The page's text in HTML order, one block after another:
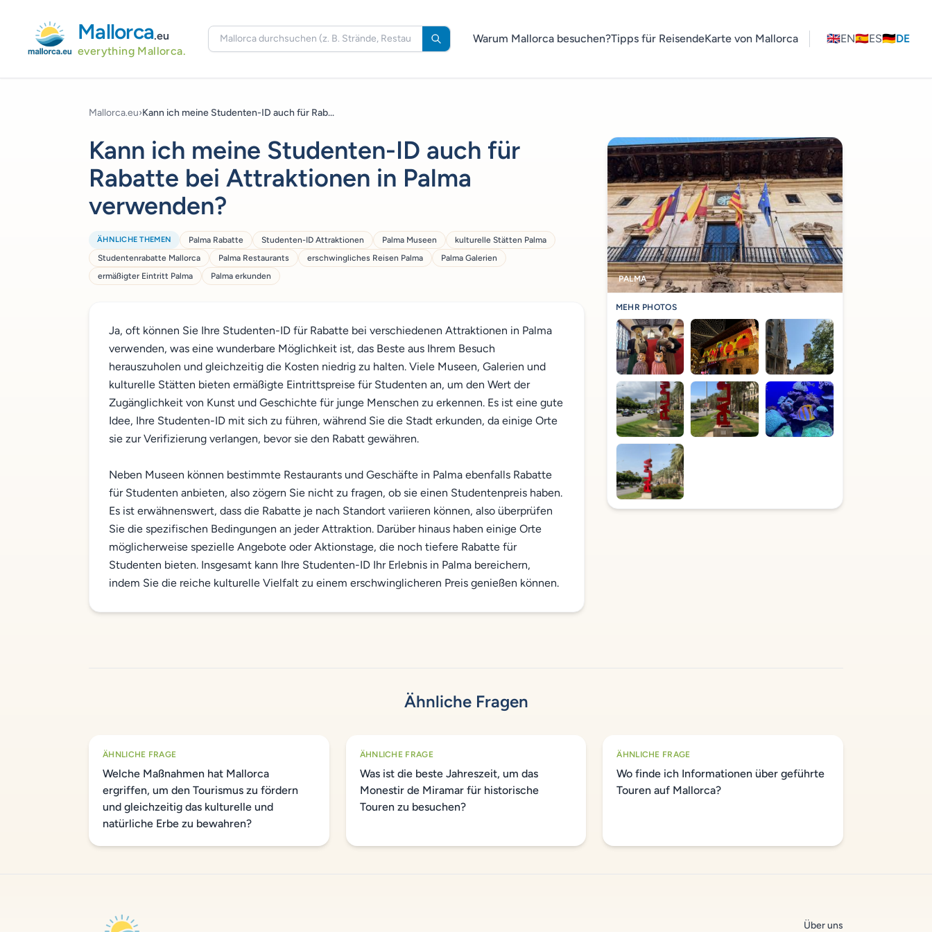
Mallorca.eu
everything Mallorca.
Warum Mallorca besuchen?Tipps für ReisendeKarte von Mallorca 🇬🇧EN🇪🇸ES🇩🇪DE
Mallorca.eu›Kann ich meine Studenten-ID auch für Rab...
Kann ich meine Studenten-ID auch für
Rabatte bei Attraktionen in Palma
verwenden?
ÄHNLICHE THEMEN Palma Rabatte Studenten-ID Attraktionen Palma Museen
kulturelle Stätten Palma
Studentenrabatte Mallorca
Palma Restaurants erschwingliches Reisen Palma
Palma Galerien
ermäßigter Eintritt Palma
Palma erkunden
Ja, oft können Sie Ihre Studenten-ID für Rabatte bei verschiedenen Attraktionen in Palma
verwenden, was eine wunderbare Möglichkeit ist, das Beste aus Ihrem Besuch
herauszuholen und gleichzeitig die Kosten niedrig zu halten. Viele Museen, Galerien und
kulturelle Stätten bieten ermäßigte Eintrittspreise für Studenten an, um den Wert der
Zugänglichkeit von Kunst und Geschichte für junge Menschen zu erkennen. Es ist eine gute
Idee, Ihre Studenten-ID mit sich zu führen, während Sie die Stadt erkunden, da einige Orte
sie zur Verifizierung verlangen, bevor sie den Rabatt gewähren.
Neben Museen können bestimmte Restaurants und Geschäfte in Palma ebenfalls Rabatte
für Studenten anbieten, also zögern Sie nicht zu fragen, ob sie einen Studentenpreis haben.
Es ist erwähnenswert, dass die Rabatte je nach Standort variieren können, also überprüfen
Sie die spezifischen Bedingungen an jeder Attraktion. Darüber hinaus haben einige Orte
möglicherweise spezielle Angebote oder Aktionstage, die noch tiefere Rabatte für
Studenten bieten. Insgesamt kann Ihre Studenten-ID Ihr Erlebnis in Palma bereichern,
indem Sie die reiche kulturelle Vielfalt zu einem erschwinglicheren Preis genießen können.
PALMA
MEHR PHOTOS
Ähnliche Fragen
ÄHNLICHE FRAGE
Welche Maßnahmen hat Mallorca
ergriffen, um den Tourismus zu fördern
und gleichzeitig das kulturelle und
natürliche Erbe zu bewahren?
ÄHNLICHE FRAGE
Was ist die beste Jahreszeit, um das
Monestir de Miramar für historische
Touren zu besuchen?
ÄHNLICHE FRAGE
Wo finde ich Informationen über geführte
Touren auf Mallorca?
Über uns